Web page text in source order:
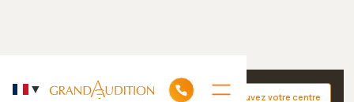
Découvrez nos +130 centres auditifs dans le monde Trouvez votre centre
▼ Accueil GrandAudition Menton